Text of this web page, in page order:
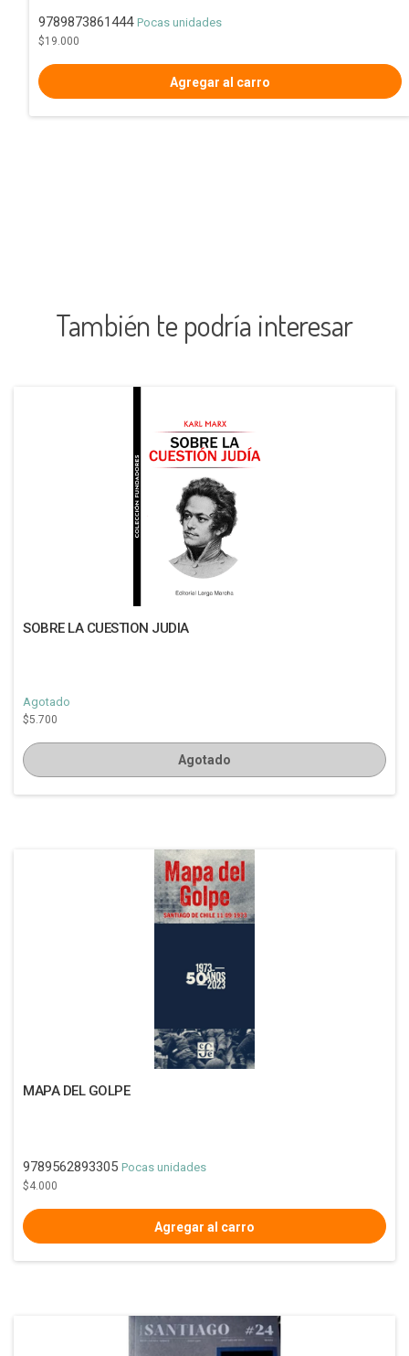
9789873861444 Pocas unidades
$19.000
También te podría interesar
SOBRE LA CUESTION JUDIA
Agotado
$5.700
Agotado
MAPA DEL GOLPE
9789562893305 Pocas unidades
$4.000